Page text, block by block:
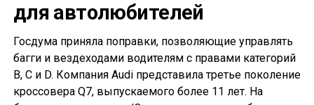
для автолюбителей
Госдума приняла поправки, позволяющие управлять
багги и вездеходами водителям с правами категорий
B, C и D. Компания Audi представила третье поколение
кроссовера Q7, выпускаемого более 11 лет. На